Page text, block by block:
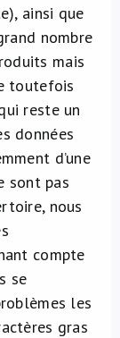
ainsi que
nombre
mais
toutefois
reste un
données
d’une
sont pas
nous
compte
se
les
gras